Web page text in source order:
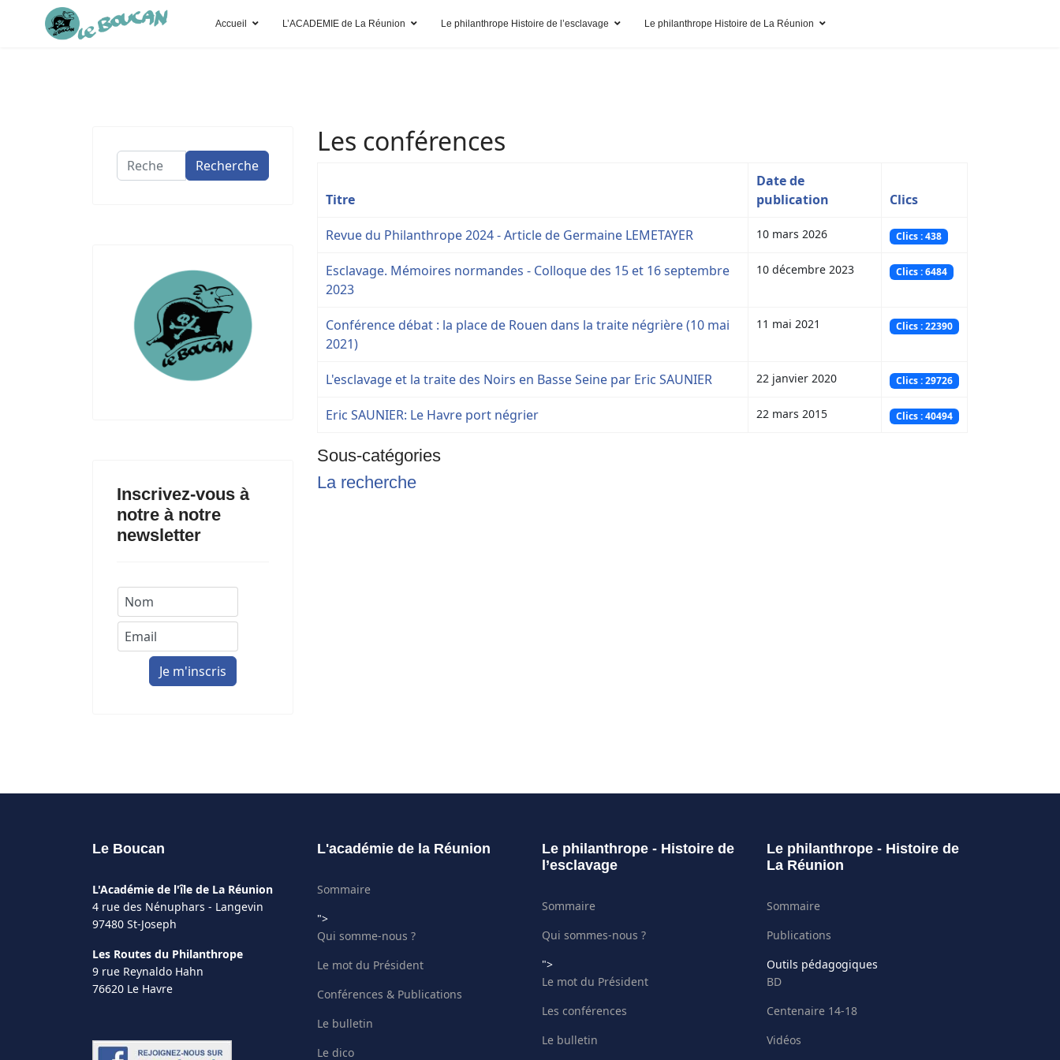
Accueil L’ACADEMIE de La Réunion Le philanthrope Histoire de l’esclavage Le philanthrope Histoire de La Réunion
Recherche Recherche
Inscrivez-vous à
notre à notre
newsletter
Les conférences
Titre
Date de
publication
Clics
Revue du Philanthrope 2024 - Article de Germaine LEMETAYER 10 mars 2026 Clics : 438
Esclavage. Mémoires normandes - Colloque des 15 et 16 septembre
2023
10 décembre 2023 Clics : 6484
Conférence débat : la place de Rouen dans la traite négrière (10 mai
2021)
11 mai 2021 Clics : 22390
L'esclavage et la traite des Noirs en Basse Seine par Eric SAUNIER 22 janvier 2020 Clics : 29726
Eric SAUNIER: Le Havre port négrier 22 mars 2015 Clics : 40494
Sous-catégories
La recherche
Le Boucan
L'Académie de l'île de La Réunion
4 rue des Nénuphars - Langevin
97480 St-Joseph
Les Routes du Philanthrope
9 rue Reynaldo Hahn
76620 Le Havre
L'académie de la Réunion
Sommaire
">
Qui somme-nous ?
Le mot du Président
Conférences & Publications
Le bulletin
Le dico
Le philanthrope - Histoire de
l’esclavage
Sommaire
Qui sommes-nous ?
">
Le mot du Président
Les conférences
Le bulletin
Le philanthrope - Histoire de
La Réunion
Sommaire
Publications
Outils pédagogiques
BD
Centenaire 14-18
Vidéos